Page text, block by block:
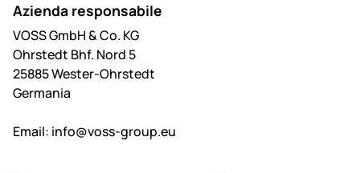
Azienda responsabile
VOSS GmbH & Co. KG
Ohrstedt Bhf. Nord 5
25885 Wester-Ohrstedt
Germania
Email: info@voss-group.eu